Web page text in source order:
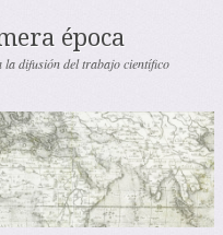
época
difusión del trabajo científico